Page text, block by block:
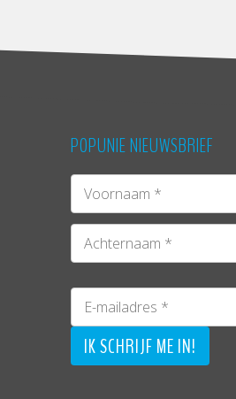
POPUNIE NIEUWSBRIEF